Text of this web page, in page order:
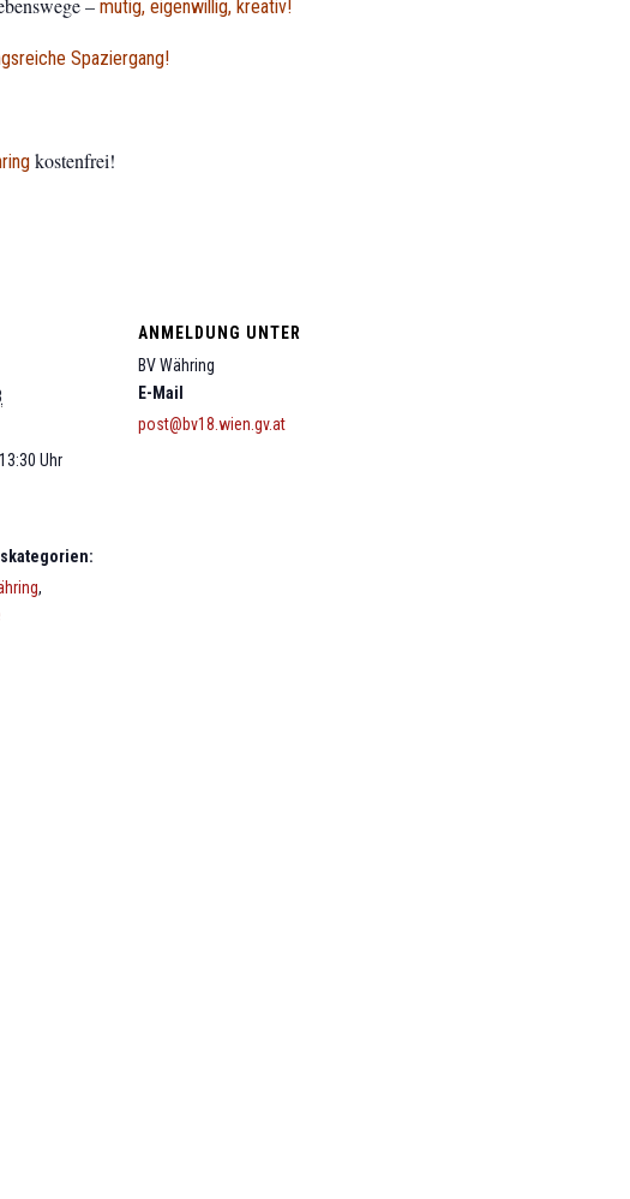
– mutig, eigenwillig, kreativ!
Spaziergang!
kostenfrei!
Uhr
,
ANMELDUNG UNTER
BV Währing
E-Mail
post@bv18.wien.gv.at